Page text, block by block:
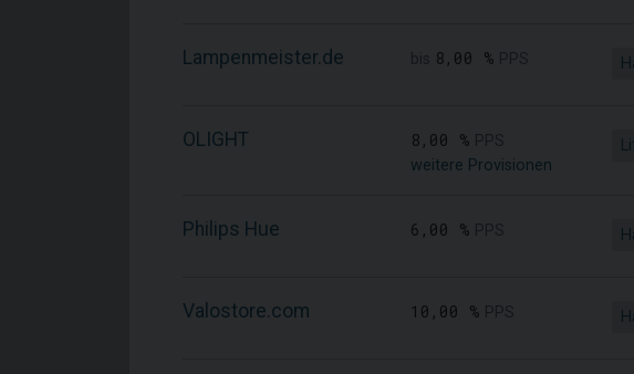
Lampenmeister.de 8,00 %
OLIGHT 8,00 %
weitere Provisionen
Philips Hue 6,00 %
Valostore.com 10,00 %